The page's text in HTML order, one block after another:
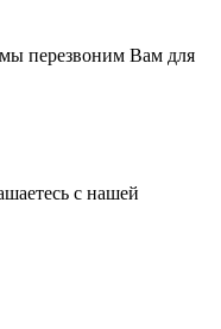
перезвоним Вам для
с нашей